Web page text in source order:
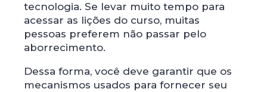
tecnologia. Se levar muito tempo para
acessar as lições do curso, muitas
pessoas preferem não passar pelo
aborrecimento.
Dessa forma, você deve garantir que os
mecanismos usados ​​para fornecer seu